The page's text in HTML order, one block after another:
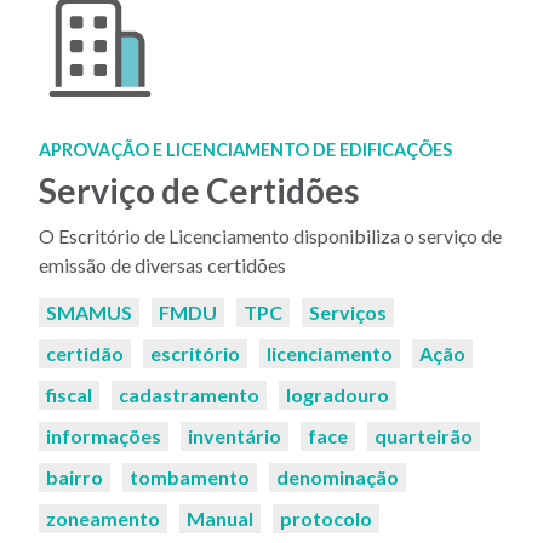
APROVAÇÃO E LICENCIAMENTO DE EDIFICAÇÕES
Serviço de Certidões
O Escritório de Licenciamento disponibiliza o serviço de
emissão de diversas certidões
Palavras-
SMAMUS FMDU TPC
Serviços
certidão
escritório licenciamento
Ação
fiscal
cadastramento
logradouro
informações
inventário face
quarteirão
bairro
tombamento
denominação
zoneamento
Manual
protocolo